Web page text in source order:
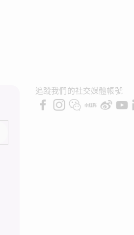
追蹤我們的社交媒體帳號